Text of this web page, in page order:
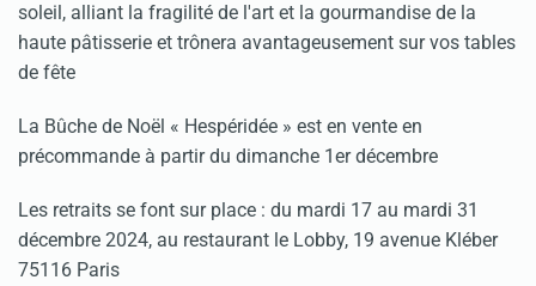
soleil, alliant la fragilité de l'art et la gourmandise de la
haute pâtisserie et trônera avantageusement sur vos tables
de fête
La Bûche de Noël « Hespéridée » est en vente en
précommande à partir du dimanche 1er décembre
Les retraits se font sur place : du mardi 17 au mardi 31
décembre 2024, au restaurant le Lobby, 19 avenue Kléber
75116 Paris